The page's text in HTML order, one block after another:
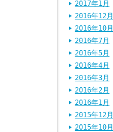
2017年1月
2016年12月
2016年10月
2016年7月
2016年5月
2016年4月
2016年3月
2016年2月
2016年1月
2015年12月
2015年10月